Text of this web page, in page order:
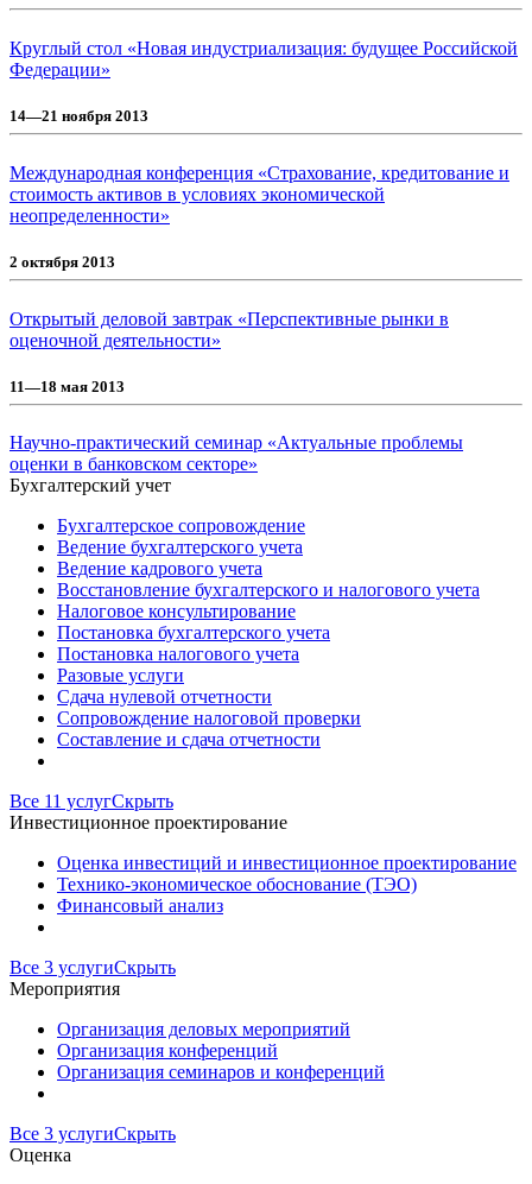
Круглый стол «Новая индустриализация: будущее Российской
Федерации»
14—21 ноября 2013
Международная конференция «Страхование, кредитование и
стоимость активов в условиях экономической
неопределенности»
2 октября 2013
Открытый деловой завтрак «Перспективные рынки в
оценочной деятельности»
11—18 мая 2013
Научно-практический семинар «Актуальные проблемы
оценки в банковском секторе»
Бухгалтерский учет
Бухгалтерское сопровождение
Ведение бухгалтерского учета
Ведение кадрового учета
Восстановление бухгалтерского и налогового учета
Налоговое консультирование
Постановка бухгалтерского учета
Постановка налогового учета
Разовые услуги
Сдача нулевой отчетности
Сопровождение налоговой проверки
Составление и сдача отчетности
Все 11 услугСкрыть
Инвестиционное проектирование
Оценка инвестиций и инвестиционное проектирование
Технико-экономическое обоснование (ТЭО)
Финансовый анализ
Все 3 услугиСкрыть
Мероприятия
Организация деловых мероприятий
Организация конференций
Организация семинаров и конференций
Все 3 услугиСкрыть
Оценка